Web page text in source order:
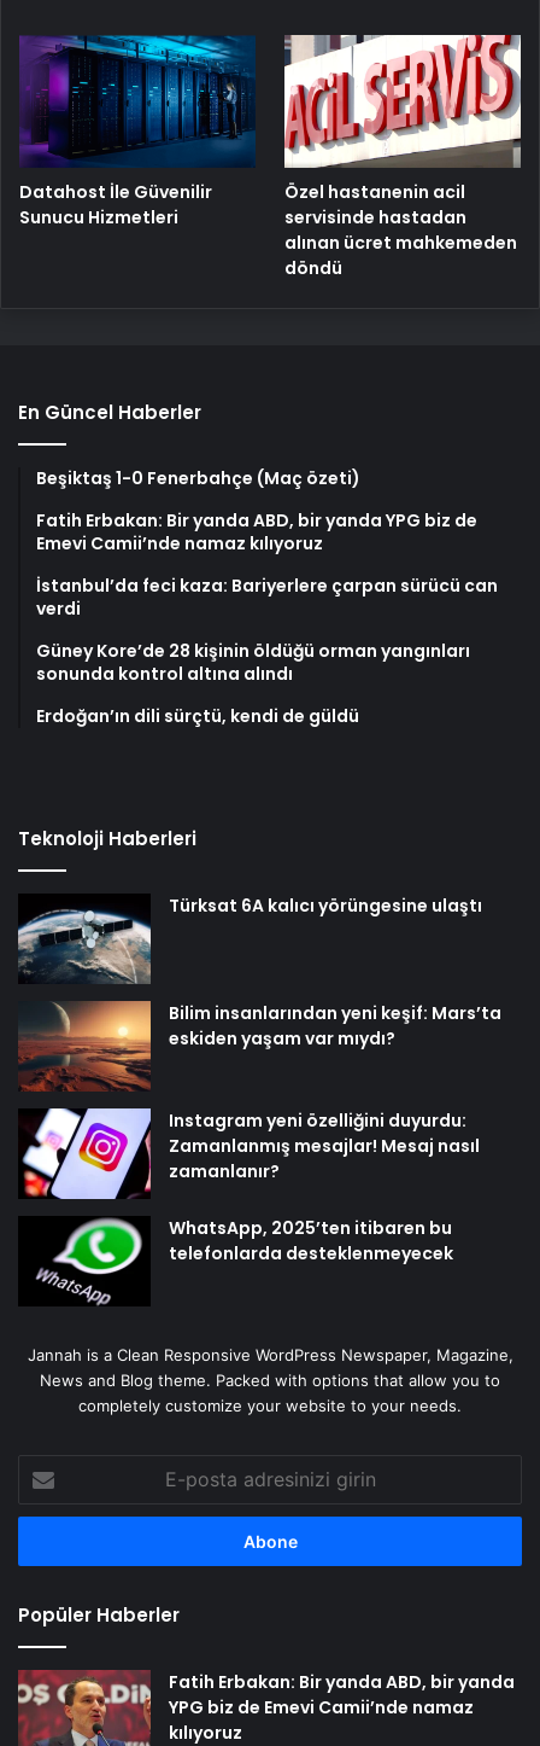
Datahost İle Güvenilir
Sunucu Hizmetleri
Özel hastanenin acil
servisinde hastadan
alınan ücret mahkemeden
döndü
En Güncel Haberler
Beşiktaş 1-0 Fenerbahçe (Maç özeti)
Fatih Erbakan: Bir yanda ABD, bir yanda YPG biz de
Emevi Camii’nde namaz kılıyoruz
İstanbul’da feci kaza: Bariyerlere çarpan sürücü can
verdi
Güney Kore’de 28 kişinin öldüğü orman yangınları
sonunda kontrol altına alındı
Erdoğan’ın dili sürçtü, kendi de güldü
Teknoloji Haberleri
Türksat 6A kalıcı yörüngesine ulaştı
Bilim insanlarından yeni keşif: Mars’ta
eskiden yaşam var mıydı?
Instagram yeni özelliğini duyurdu:
Zamanlanmış mesajlar! Mesaj nasıl
zamanlanır?
WhatsApp, 2025’ten itibaren bu
telefonlarda desteklenmeyecek
Jannah is a Clean Responsive WordPress Newspaper, Magazine,
News and Blog theme. Packed with options that allow you to
completely customize your website to your needs.
posta
adresinizi
Popüler Haberler
Fatih Erbakan: Bir yanda ABD, bir yanda
YPG biz de Emevi Camii’nde namaz
kılıyoruz